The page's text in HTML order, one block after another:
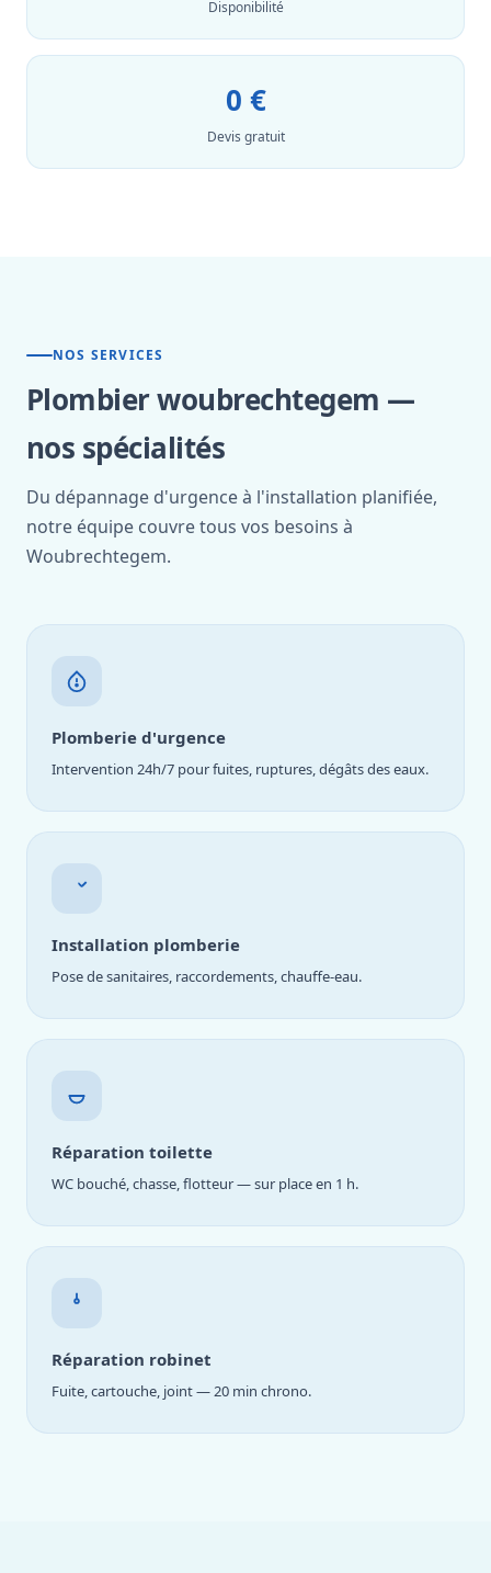
Disponibilité
0 €
Devis gratuit
NOS SERVICES
Plombier woubrechtegem —
nos spécialités
Du dépannage d'urgence à l'installation planifiée,
notre équipe couvre tous vos besoins à
Woubrechtegem.
Plomberie d'urgence
Intervention 24h/7 pour fuites, ruptures, dégâts des eaux.
Installation plomberie
Pose de sanitaires, raccordements, chauffe-eau.
Réparation toilette
WC bouché, chasse, flotteur — sur place en 1 h.
Réparation robinet
Fuite, cartouche, joint — 20 min chrono.